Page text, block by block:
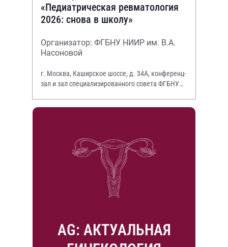
«Педиатрическая ревматология
2026: снова в школу»
Организатор: ФГБНУ НИИР им. В.А.
Насоновой
г. Москва, Каширское шоссе, д. 34А, конференц-
зал и зал специализированного совета ФГБНУ
AG: АКТУАЛЬНАЯ